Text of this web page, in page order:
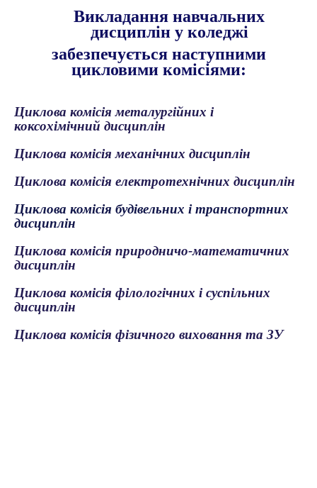
Викладання навчальних
дисциплін у коледжі
забезпечується наступними
цикловими комісіями:
Циклова комісія металургійних і
коксохімічний дисциплін
Циклова комісія механічних дисциплін
Циклова комісія електротехнічних дисциплін
Циклова комісія будівельних і транспортних
дисциплін
Циклова комісія природничо-математичних
дисциплін
Циклова комісія філологічних і суспільних
дисциплін
Циклова комісія фізичного виховання та ЗУ